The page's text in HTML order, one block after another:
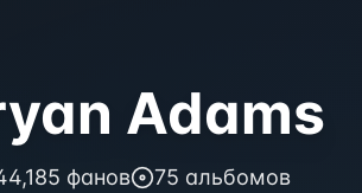
Adams
фанов 75 альбомов